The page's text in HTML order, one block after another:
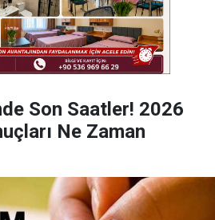
Son Saatler! 2026
Ne Zaman